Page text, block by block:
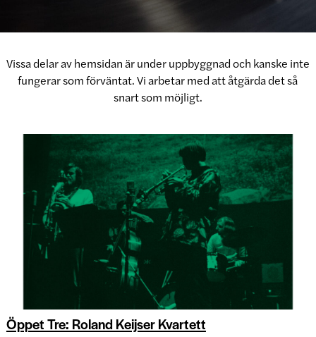
Vissa delar av hemsidan är under uppbyggnad och kanske inte
fungerar som förväntat. Vi arbetar med att åtgärda det så
snart som möjligt.
Öppet Tre: Roland Keijser Kvartett